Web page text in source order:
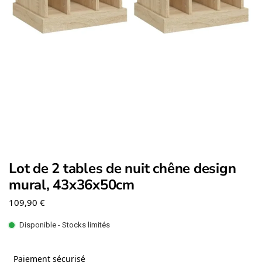
Lot de 2 tables de nuit chêne design
mural, 43x36x50cm
109,90 €
Disponible - Stocks limités
Paiement sécurisé